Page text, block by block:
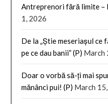
Antreprenori fără limite –
1, 2026
De la „Știe meseriașul ce
pe ce dau banii” (P) March
Doar o vorbă să-ți mai
mănânci pui! (P) March